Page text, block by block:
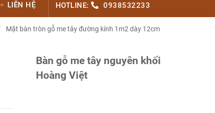
LIÊN HỆ HOTLINE: 0938532233
Mặt bàn tròn gỗ me tây đường kính 1m2 dày 12cm
Bàn gỗ me tây nguyên khối
Hoàng Việt